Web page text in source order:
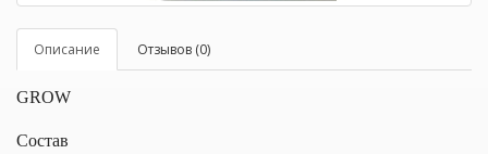
Описание Отзывов (0)
GROW
Состав